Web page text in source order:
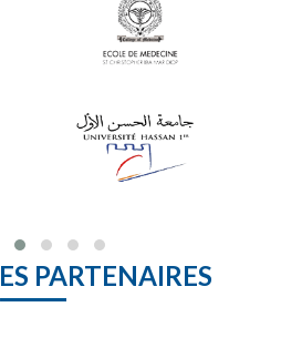
PARTENAIRES